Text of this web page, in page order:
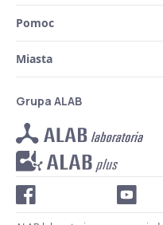
Pomoc
Miasta
Grupa ALAB